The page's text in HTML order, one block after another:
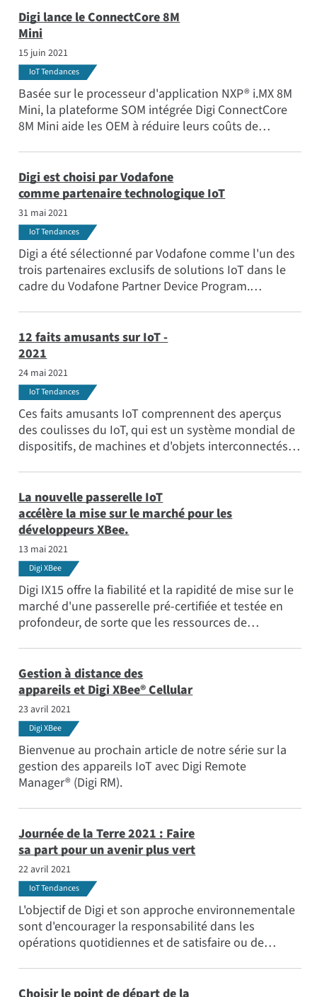
sécurité des appareils est une combinaison de
technologies, de processus et de meilleures
pratiques.
Digi lance le ConnectCore 8M
Mini
15 juin 2021
IoT Tendances
Basée sur le processeur d'application NXP® i.MX 8M
Mini, la plateforme SOM intégrée Digi ConnectCore
8M Mini aide les OEM à réduire leurs coûts de
Digi est choisi par Vodafone
comme partenaire technologique IoT
31 mai 2021
IoT Tendances
Digi a été sélectionné par Vodafone comme l'un des
trois partenaires exclusifs de solutions IoT dans le
cadre du Vodafone Partner Device Program.
connectivité mondial de premier plan IoT .
12 faits amusants sur IoT -
2021
24 mai 2021
IoT Tendances
Ces faits amusants IoT comprennent des aperçus
des coulisses du IoT, qui est un système mondial de
dispositifs, de machines et d'objets interconnectés
humaine.
La nouvelle passerelle IoT
accélère la mise sur le marché pour les
développeurs XBee.
13 mai 2021
Digi XBee
Digi IX15 offre la fiabilité et la rapidité de mise sur le
marché d'une passerelle pré-certifiée et testée en
profondeur, de sorte que les ressources de
Gestion à distance des
appareils et Digi XBee® Cellular
23 avril 2021
Digi XBee
Bienvenue au prochain article de notre série sur la
gestion des appareils IoT avec Digi Remote
Manager® (Digi RM).
Journée de la Terre 2021 : Faire
sa part pour un avenir plus vert
22 avril 2021
IoT Tendances
L'objectif de Digi et son approche environnementale
sont d'encourager la responsabilité dans les
opérations quotidiennes et de satisfaire ou de
applicables ainsi que d'autres mesures volontaires